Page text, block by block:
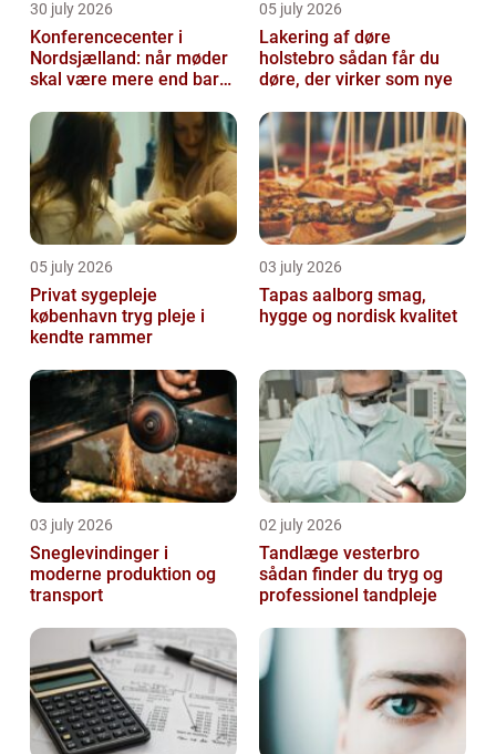
30 july 2026
Konferencecenter i
Nordsjælland: når møder
skal være mere end bare
05 july 2026
Lakering af døre
holstebro sådan får du
døre, der virker som nye
05 july 2026
Privat sygepleje
københavn tryg pleje i
kendte rammer
03 july 2026
Tapas aalborg smag,
hygge og nordisk kvalitet
03 july 2026
Sneglevindinger i
moderne produktion og
transport
02 july 2026
Tandlæge vesterbro
sådan finder du tryg og
professionel tandpleje